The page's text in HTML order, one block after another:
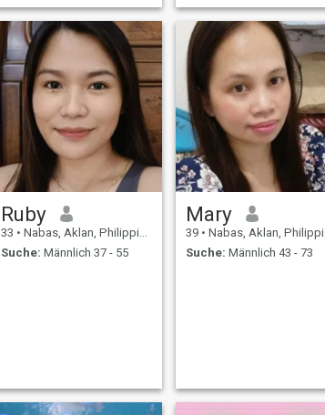
Ruby
33 • Nabas, Aklan, Philippinen
Suche: Männlich 37 - 55
Mary
39 • Nabas, Aklan, Philippinen
Suche: Männlich 43 - 73